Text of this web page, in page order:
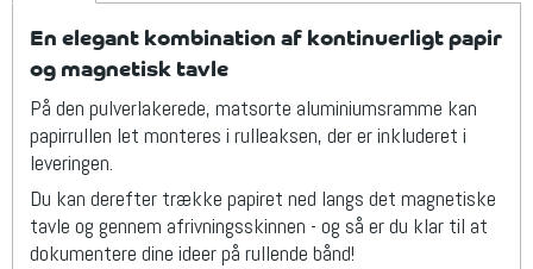
En elegant kombination af kontinuerligt papir
og magnetisk tavle
På den pulverlakerede, matsorte aluminiumsramme kan
papirrullen let monteres i rulleaksen, der er inkluderet i
leveringen.
Du kan derefter trække papiret ned langs det magnetiske
tavle og gennem afrivningsskinnen - og så er du klar til at
dokumentere dine ideer på rullende bånd!